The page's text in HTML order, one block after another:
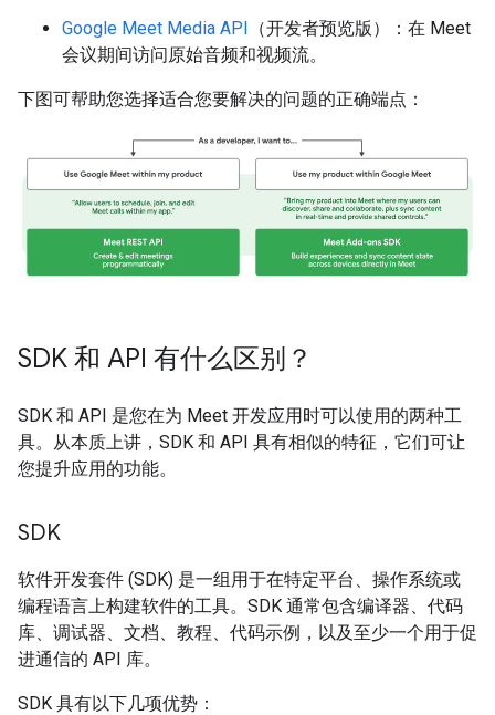
Google Meet Media API （开发者预览版）：在 Meet
会议期间访问原始音频和视频流。
下图可帮助您选择适合您要解决的问题的正确端点：
SDK 和 API 有什么区别？
SDK 和 API 是您在为 Meet 开发应用时可以使用的两种工
具。从本质上讲，SDK 和 API 具有相似的特征，它们可让
您提升应用的功能。
SDK
软件开发套件 (SDK) 是一组用于在特定平台、操作系统或
编程语言上构建软件的工具。SDK 通常包含编译器、代码
库、调试器、文档、教程、代码示例，以及至少一个用于促
进通信的 API 库。
SDK 具有以下几项优势：